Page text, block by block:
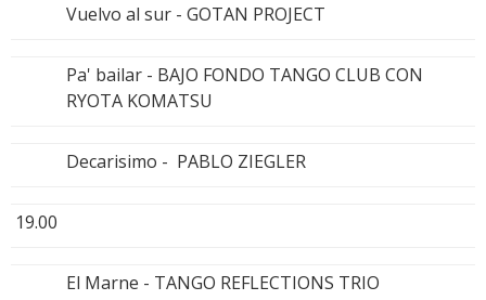
Vuelvo al sur - GOTAN PROJECT
Pa' bailar - BAJO FONDO TANGO CLUB CON
RYOTA KOMATSU
Decarisimo - PABLO ZIEGLER
19.00
El Marne - TANGO REFLECTIONS TRIO